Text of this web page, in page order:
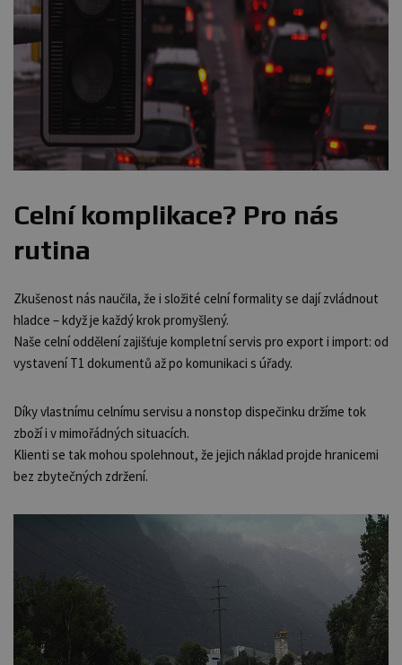
Celní komplikace? Pro nás
rutina
Zkušenost nás naučila, že i složité celní formality se dají zvládnout
hladce – když je každý krok promyšlený.
Naše celní oddělení zajišťuje kompletní servis pro export i import: od
vystavení T1 dokumentů až po komunikaci s úřady.
Díky vlastnímu celnímu servisu a nonstop dispečinku držíme tok
zboží i v mimořádných situacích.
Klienti se tak mohou spolehnout, že jejich náklad projde hranicemi
bez zbytečných zdržení.